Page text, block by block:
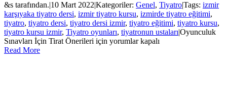
&s tarafından.|10 Mart 2022|Kategoriler: Genel, Tiyatro|Tags: izmir
karşıyaka tiyatro dersi, izmir tiyatro kursu, izmirde tiyatro eğitimi,
tiyatro, tiyatro dersi, tiyatro dersi izmir, tiyatro eğitimi, tiyatro kursu,
tiyatro kursu izmir, Tiyatro oyunları, tiyatronun ustaları|Oyunculuk
Sınavları İçin Tirat Önerileri için yorumlar kapalı
Read More